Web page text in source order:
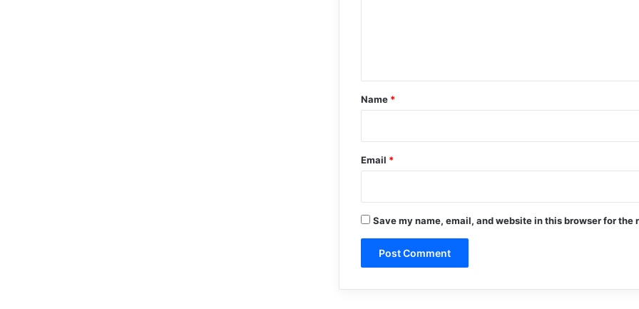
*
Name *
Email *
Save my name, email, and website in this browser for the